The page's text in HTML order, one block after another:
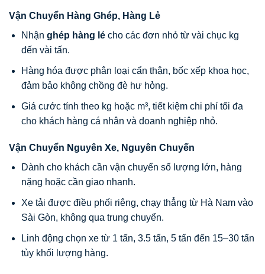
Vận Chuyển Hàng Ghép, Hàng Lẻ
Nhận ghép hàng lẻcho các đơn nhỏ từ vài chục kg
đến vài tấn.
Hàng hóa được phân loại cẩn thận, bốc xếp khoa học,
đảm bảo không chồng đè hư hỏng.
Giá cước tính theo kg hoặc m³, tiết kiệm chi phí tối đa
cho khách hàng cá nhân và doanh nghiệp nhỏ.
Vận Chuyển Nguyên Xe, Nguyên Chuyến
Dành cho khách cần vận chuyển số lượng lớn, hàng
nặng hoặc cần giao nhanh.
Xe tải được điều phối riêng, chạy thẳng từ Hà Nam vào
Sài Gòn, không qua trung chuyển.
Linh động chọn xe từ 1 tấn, 3.5 tấn, 5 tấn đến 15–30 tấn
tùy khối lượng hàng.